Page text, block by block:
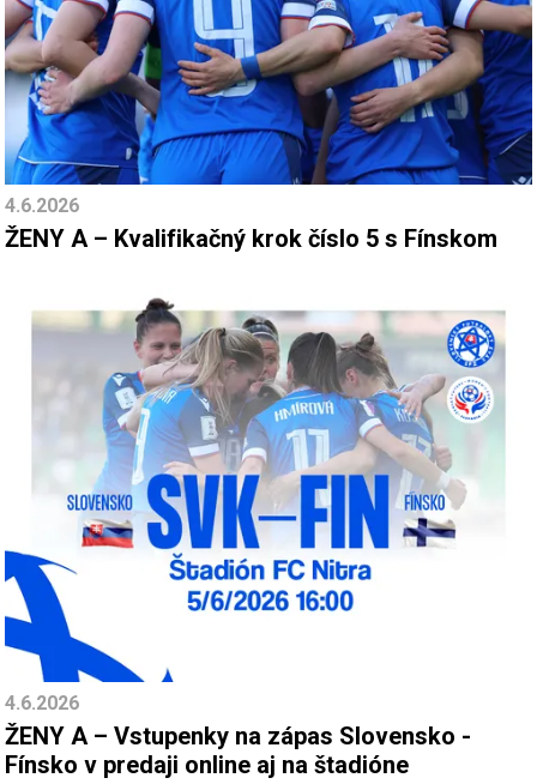
4.6.2026
ŽENY A – Kvalifikačný krok číslo 5 s Fínskom
4.6.2026
ŽENY A – Vstupenky na zápas Slovensko -
Fínsko v predaji online aj na štadióne